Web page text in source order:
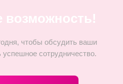
возможность!
чтобы обсудить ваши
успешное сотрудничество.